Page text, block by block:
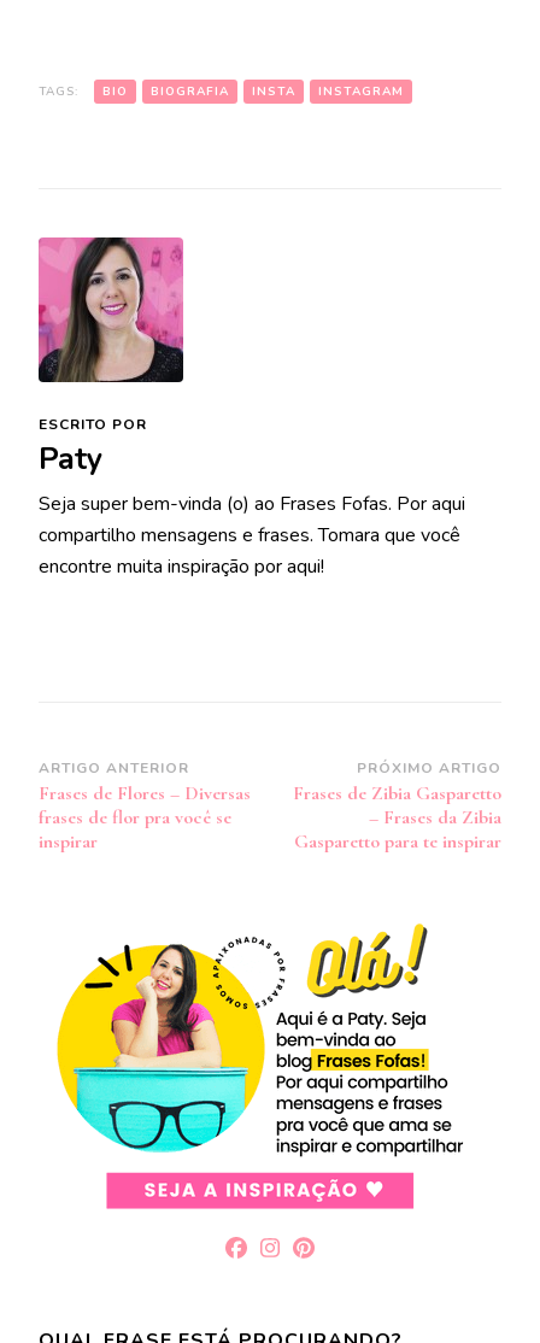
TAGS: BIO BIOGRAFIA INSTA INSTAGRAM
ESCRITO POR
Paty
Seja super bem-vinda (o) ao Frases Fofas. Por aqui
compartilho mensagens e frases. Tomara que você
encontre muita inspiração por aqui!
Navegação
de
post
ARTIGO ANTERIOR
Frases de Flores – Diversas
frases de flor pra você se
inspirar
PRÓXIMO ARTIGO
Frases de Zibia Gasparetto
– Frases da Zibia
Gasparetto para te inspirar